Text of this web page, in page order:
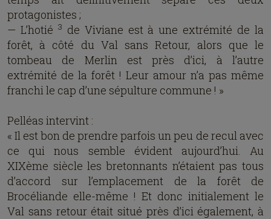
protagonistes ;
— L’hotié 3 de Viviane est à une extrémité de la
forêt, à côté du Val sans Retour, alors que le
tombeau de Merlin est près d’ici, à l’autre
extrémité de la forêt ! Leur amour n’a pas même
franchi le cap d’une sépulture commune ! »
Pelléas intervint :
« Il est bon de prendre parfois un peu de recul avec
ce qui nous semble évident aujourd’hui. Au
XIXème siècle les bretonnants n’étaient pas tous
d’accord sur l’emplacement de la forêt de
Brocéliande elle-même ! Et donc initialement le
Val sans retour était situé près d’ici également, à